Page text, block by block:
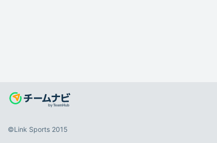
©️Link Sports 2015